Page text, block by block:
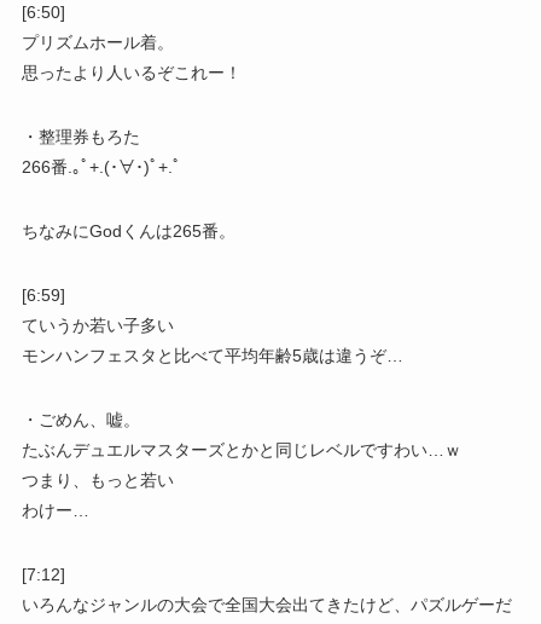
[6:50]
プリズムホール着。
思ったより人いるぞこれー！
・整理券もろた
266番.｡ﾟ+.(･∀･)ﾟ+.ﾟ
ちなみにGodくんは265番。
[6:59]
ていうか若い子多い
モンハンフェスタと比べて平均年齢5歳は違うぞ…
・ごめん、嘘。
たぶんデュエルマスターズとかと同じレベルですわい…ｗ
つまり、もっと若い
わけー…
[7:12]
いろんなジャンルの大会で全国大会出てきたけど、パズルゲーだ